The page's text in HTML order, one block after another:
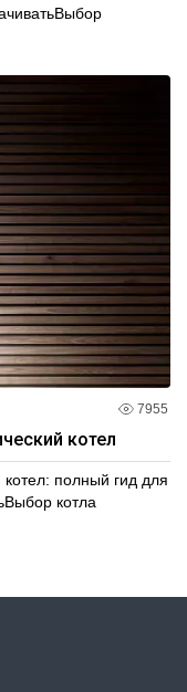
7955
котел
котел: полный гид для
котла